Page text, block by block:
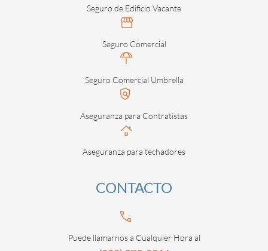
Seguro de Edificio Vacante
Seguro Comercial
Seguro Comercial Umbrella
Aseguranza para Contratistas
Aseguranza para techadores
CONTACTO
Puede llamarnos a Cualquier Hora al